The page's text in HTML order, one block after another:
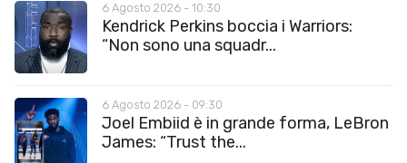
6 Agosto 2026 - 10:30
Kendrick Perkins boccia i Warriors:
“Non sono una squadr...
6 Agosto 2026 - 09:30
Joel Embiid è in grande forma, LeBron
James: “Trust the...